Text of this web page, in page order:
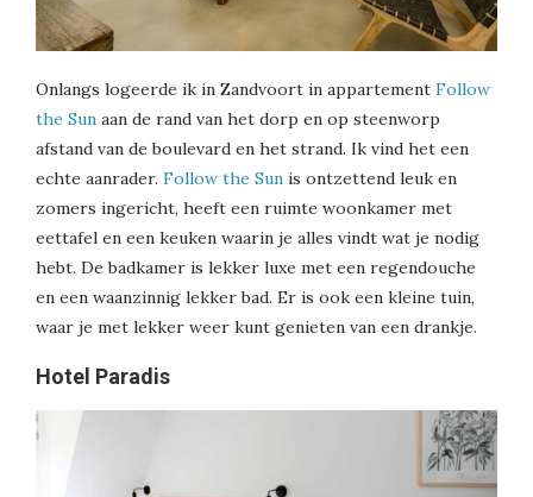
Onlangs logeerde ik in Zandvoort in appartement Follow
the Sun aan de rand van het dorp en op steenworp
afstand van de boulevard en het strand. Ik vind het een
echte aanrader. Follow the Sun is ontzettend leuk en
zomers ingericht, heeft een ruimte woonkamer met
eettafel en een keuken waarin je alles vindt wat je nodig
hebt. De badkamer is lekker luxe met een regendouche
en een waanzinnig lekker bad. Er is ook een kleine tuin,
waar je met lekker weer kunt genieten van een drankje.
Hotel Paradis